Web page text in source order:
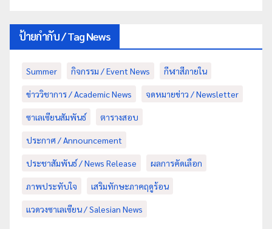
ป้ายกำกับ / Tag News
Summer กิจกรรม / Event News กีฬาสีภายใน
ข่าววิชาการ / Academic News จดหมายข่าว / Newsletter
ซาเลเซียนสัมพันธ์ ตารางสอบ
ประกาศ / Announcement
ประชาสัมพันธ์ / News Release ผลการคัดเลือก
ภาพประทับใจ เสริมทักษะภาคฤดูร้อน
แวดวงซาเลเซียน / Salesian News